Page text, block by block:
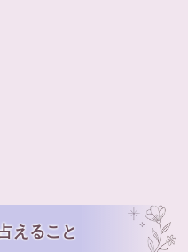
えること